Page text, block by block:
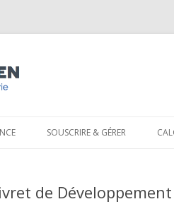
SOUSCRIRE & GÉRER
de